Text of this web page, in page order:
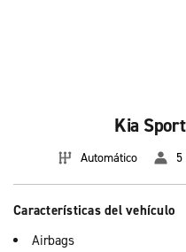
Kia
Automático
Características del vehículo
Airbags